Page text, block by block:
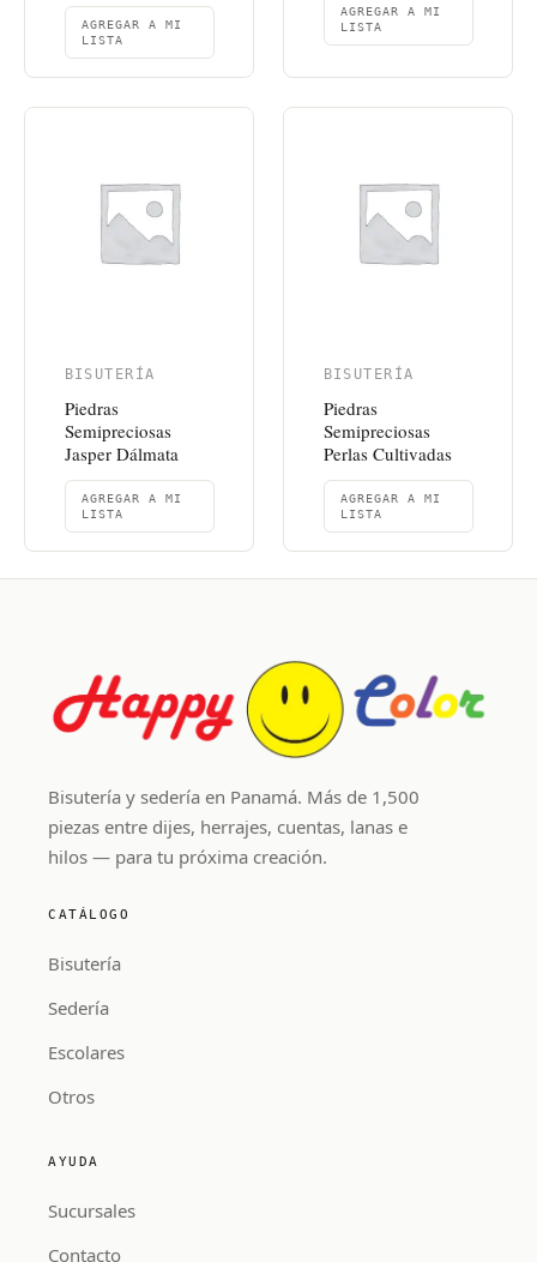
AGREGAR A MI
LISTA
AGREGAR A MI
LISTA
BISUTERÍA
Piedras
Semipreciosas
Jasper Dálmata
AGREGAR A MI
LISTA
BISUTERÍA
Piedras
Semipreciosas
Perlas Cultivadas
AGREGAR A MI
LISTA
Bisutería y sedería en Panamá. Más de 1,500
piezas entre dijes, herrajes, cuentas, lanas e
hilos — para tu próxima creación.
CATÁLOGO
Bisutería
Sedería
Escolares
Otros
AYUDA
Sucursales
Contacto